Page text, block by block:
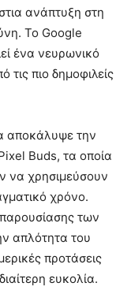
ανάπτυξη στη
Το Google
ένα νευρωνικό
τις πιο δημοφιλείς
αποκάλυψε την
Buds, τα οποία
να χρησιμεύσουν
χρόνο.
των
απλότητα του
προτάσεις
ευκολία.